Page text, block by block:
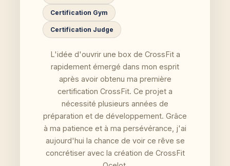
Certification Gym
Certification Judge
L'idée d'ouvrir une box de CrossFit a
rapidement émergé dans mon esprit
après avoir obtenu ma première
certification CrossFit. Ce projet a
nécessité plusieurs années de
préparation et de développement. Grâce
à ma patience et à ma persévérance, j'ai
aujourd'hui la chance de voir ce rêve se
concrétiser avec la création de CrossFit